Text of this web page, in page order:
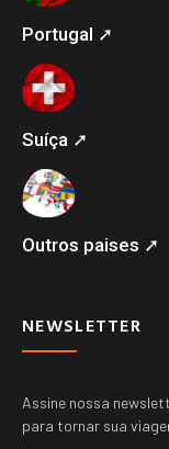
Portugal ➚
Suíça ➚
Outros paises ➚
NEWSLETTER
Assine nossa
para tornar sua